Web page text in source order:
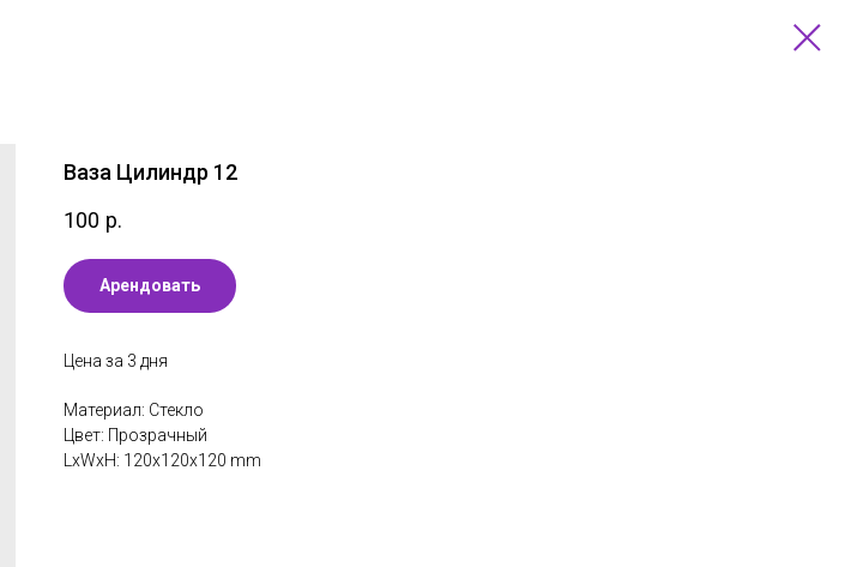
Ваза Цилиндр 12
100 р.
Арендовать
Цена за 3 дня
Материал: Стекло
Цвет: Прозрачный
LxWxH: 120x120x120 mm